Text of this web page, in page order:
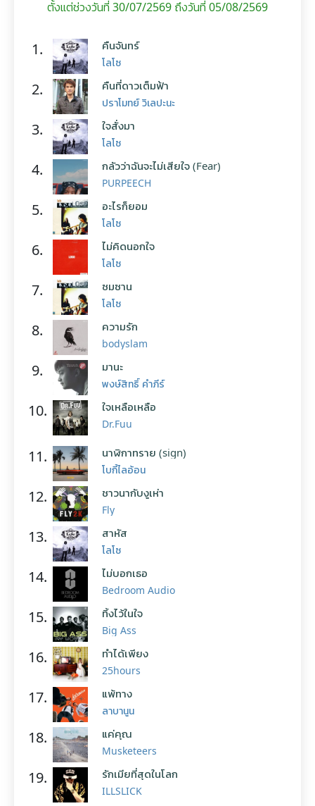
ตั้งแต่ช่วงวันที่ 30/07/2569 ถึงวันที่ 05/08/2569
1. คืนจันทร์
โลโซ
2. คืนที่ดาวเต็มฟ้า
ปราโมทย์ วิเลปะนะ
3. ใจสั่งมา
โลโซ
4. กลัวว่าฉันจะไม่เสียใจ (Fear)
PURPEECH
5. อะไรก็ยอม
โลโซ
6. ไม่คิดนอกใจ
โลโซ
7. ซมซาน
โลโซ
8. ความรัก
bodyslam
9. มานะ
พงษ์สิทธิ์ คำภีร์
10. ใจเหลือเหลือ
Dr.Fuu
11. นาฬิกาทราย (sign)
โบกี้ไลอ้อน
12. ชาวนากับงูเห่า
Fly
13. สาหัส
โลโซ
14. ไม่บอกเธอ
Bedroom Audio
15. ทิ้งไว้ในใจ
Big Ass
16. ทำได้เพียง
25hours
17. แพ้ทาง
ลาบานูน
18. แค่คุณ
Musketeers
19. รักเมียที่สุดในโลก
ILLSLICK